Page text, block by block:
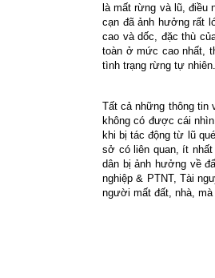
là mất rừng và lũ, điều
cạn đã ảnh hưởng rất
cao và dốc, đặc thù
toàn ở mức cao nhất,
tình trạng rừng tự
Tất cả những thông tin
không có được cái
khi bị tác động từ lũ
sở có liên quan, ít
dân bị ảnh hưởng về
nghiệp & PTNT, Tài
người mất đất, nhà,